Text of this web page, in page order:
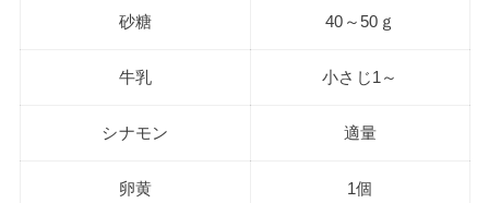
砂糖 40～50ｇ
牛乳 小さじ1～
シナモン 適量
卵黄 1個